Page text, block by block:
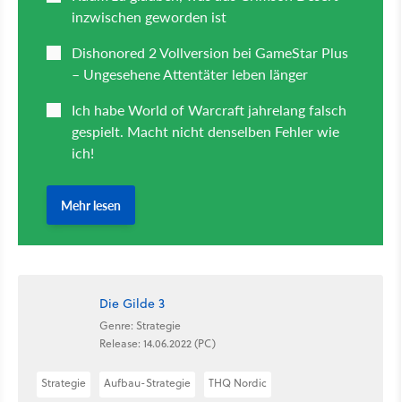
Die Gilde 3
Genre: Strategie
Release: 14.06.2022 (PC)
Strategie Aufbau-Strategie THQ Nordic